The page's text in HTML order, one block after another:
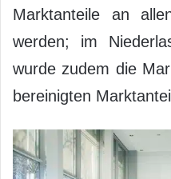
Marktanteile an
werden; im
wurde zudem die
bereinigten